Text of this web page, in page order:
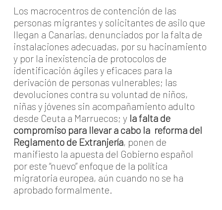
Los macrocentros de contención de las
personas migrantes y solicitantes de asilo que
llegan a Canarias, denunciados por la falta de
instalaciones adecuadas, por su hacinamiento
y por la inexistencia de protocolos de
identificación ágiles y eficaces para la
derivación de personas vulnerables; las
devoluciones contra su voluntad de niños,
niñas y jóvenes sin acompañamiento adulto
desde Ceuta a Marruecos; y la falta de
compromiso para llevar a cabo la reforma del
Reglamento de Extranjería, ponen de
manifiesto la apuesta del Gobierno español
por este “nuevo” enfoque de la política
migratoria europea, aún cuando no se ha
aprobado formalmente.